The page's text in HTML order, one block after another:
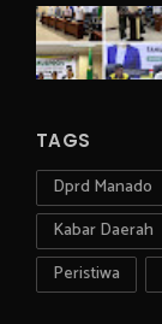
TAGS
Dprd Manado
Kabar Daerah
Peristiwa